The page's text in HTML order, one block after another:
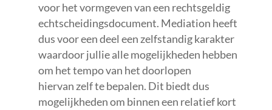
voor het vormgeven van een rechtsgeldig
echtscheidingsdocument. Mediation heeft
dus voor een deel een zelfstandig karakter
waardoor jullie alle mogelijkheden hebben
om het tempo van het doorlopen
hiervan zelf te bepalen. Dit biedt dus
mogelijkheden om binnen een relatief kort